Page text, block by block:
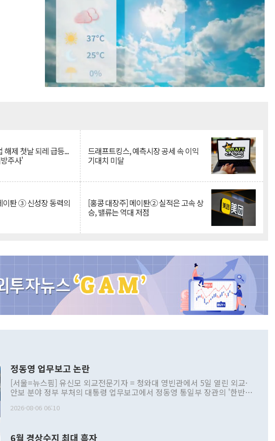
해제 첫날 되레 급등...
주사'
드래프트킹스, 예측시장 공세 속 이익
기대치 미달
이퇀 ③ 신성장 동력의 [홍콩 대장주] 메이퇀② 실적은 고속 상
승, 밸류는 역대 저점
정동영 업무보고 논란
[서울=뉴스핌] 유신모 외교전문기자 = 청와대 영빈관에서 5일 열린 외교·
안보 분야 정부 부처의 대통령 업무보고에서 정동영 통일부 장관의 '한반도
발언 중에는 정부 내 조율을 거치지 않은 사안을 정책으로 추진하겠다고 공
2026-08-06 06:10
6월 경상수지 최대 흑자